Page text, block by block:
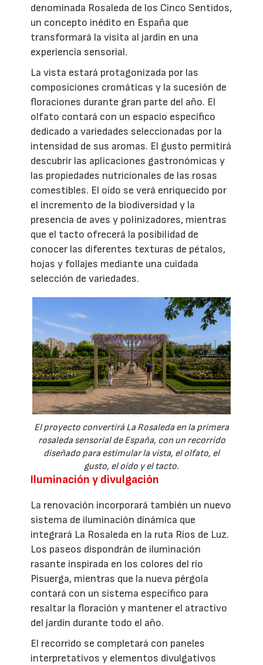
denominada Rosaleda de los Cinco Sentidos,
un concepto inédito en España que
transformará la visita al jardín en una
experiencia sensorial.
La vista estará protagonizada por las
composiciones cromáticas y la sucesión de
floraciones durante gran parte del año. El
olfato contará con un espacio específico
dedicado a variedades seleccionadas por la
intensidad de sus aromas. El gusto permitirá
descubrir las aplicaciones gastronómicas y
las propiedades nutricionales de las rosas
comestibles. El oído se verá enriquecido por
el incremento de la biodiversidad y la
presencia de aves y polinizadores, mientras
que el tacto ofrecerá la posibilidad de
conocer las diferentes texturas de pétalos,
hojas y follajes mediante una cuidada
selección de variedades.
El proyecto convertirá La Rosaleda en la primera
rosaleda sensorial de España, con un recorrido
diseñado para estimular la vista, el olfato, el
gusto, el oído y el tacto.
Iluminación y divulgación
La renovación incorporará también un nuevo
sistema de iluminación dinámica que
integrará La Rosaleda en la ruta Ríos de Luz.
Los paseos dispondrán de iluminación
rasante inspirada en los colores del río
Pisuerga, mientras que la nueva pérgola
contará con un sistema específico para
resaltar la floración y mantener el atractivo
del jardín durante todo el año.
El recorrido se completará con paneles
interpretativos y elementos divulgativos